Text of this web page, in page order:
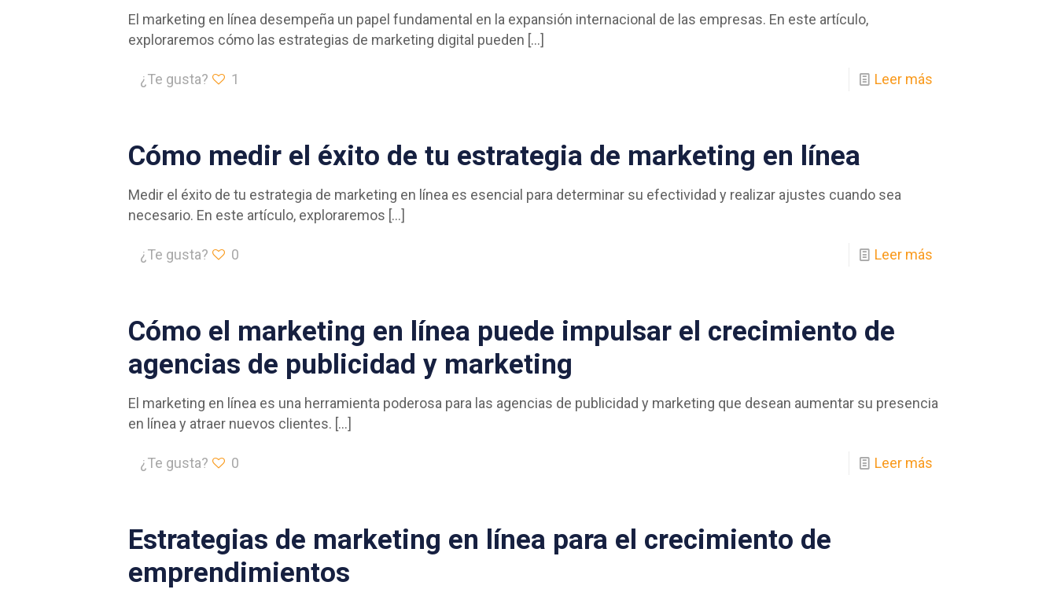
El marketing en línea desempeña un papel fundamental en la expansión internacional de las empresas. En este artículo,
exploraremos cómo las estrategias de marketing digital pueden […]
¿Te gusta? 1 Leer más
Cómo medir el éxito de tu estrategia de marketing en línea
Medir el éxito de tu estrategia de marketing en línea es esencial para determinar su efectividad y realizar ajustes cuando sea
necesario. En este artículo, exploraremos […]
¿Te gusta? 0 Leer más
Cómo el marketing en línea puede impulsar el crecimiento de
agencias de publicidad y marketing
El marketing en línea es una herramienta poderosa para las agencias de publicidad y marketing que desean aumentar su presencia
en línea y atraer nuevos clientes. […]
¿Te gusta? 0 Leer más
Estrategias de marketing en línea para el crecimiento de
emprendimientos